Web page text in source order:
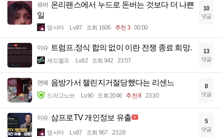
유머 온리팬스에서 누드로 돈버는 것보다 더 나쁜
일
옆사마 Lv.87 조회 1606 추천 3 00:00
10
댓글
이슈 트럼프.정식 합의 없이 이란 전쟁 종료 희망.
세드엘프 Lv.82 조회 942 23:57
13
댓글
연예 음방가서 챌린지거절당했다는 리센느
드라고노브 Lv.90 조회 2046 추천 8 23:30
8
댓글
이슈 삼프로TV 개인정보 유출
옆사마 Lv.87 조회 967 23:28
5
댓글